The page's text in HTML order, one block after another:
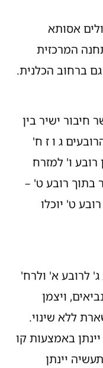
אסותא
המרכזית
ברחוב הכלנית.
ישיר בין
ג ו ז ח'
ו' למזרח
רובע ט' –
ט' יוכלו
לרובע א' ולרח'
ויצמן
ללא שינוי.
באמצעות קו
יינתן